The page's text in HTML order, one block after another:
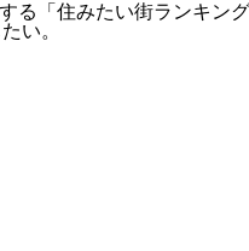
「住みたい街ランキング
い。